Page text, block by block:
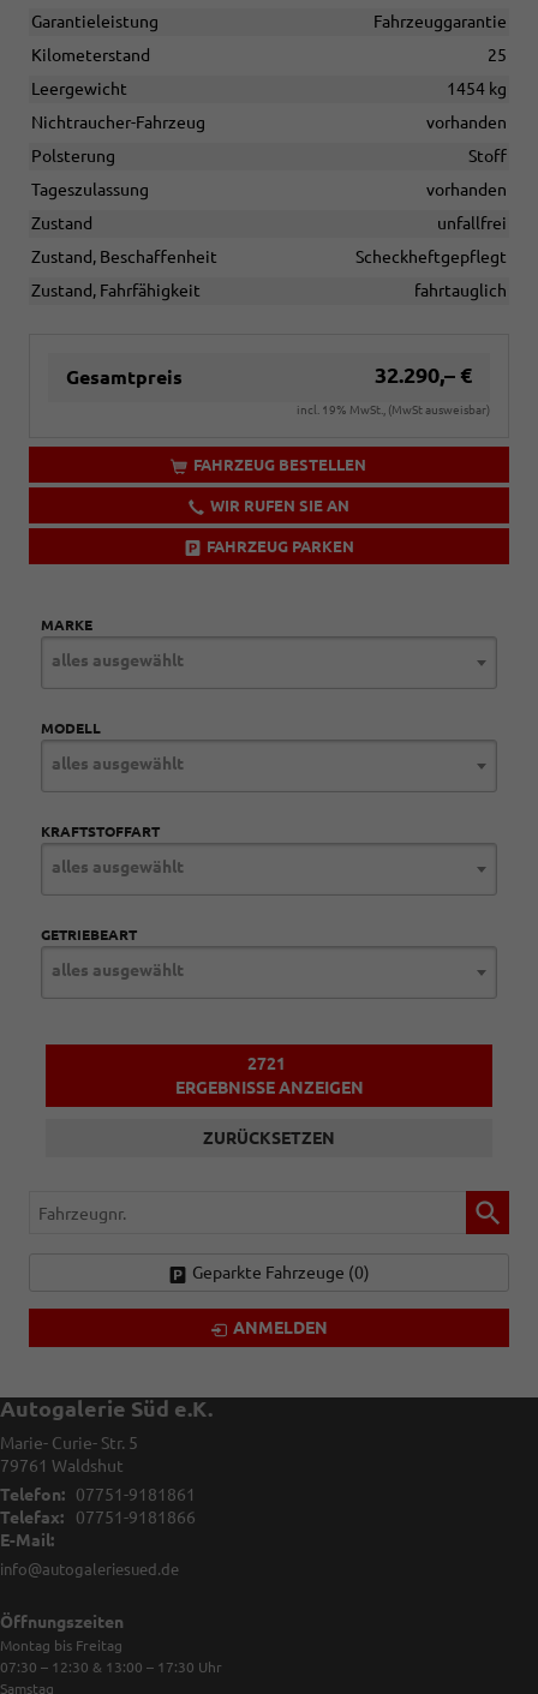
Garantieleistung
Fahrzeuggarantie
Kilometerstand
25
Leergewicht
1454 kg
Nichtraucher-Fahrzeug
vorhanden
Polsterung
Stoff
Tageszulassung
vorhanden
Zustand
unfallfrei
Zustand, Beschaffenheit
Scheckheftgepflegt
Zustand, Fahrfähigkeit
fahrtauglich
Gesamtpreis 32.290,– €
incl. 19% MwSt., (MwSt ausweisbar)
FAHRZEUG BESTELLEN
WIR RUFEN SIE AN
FAHRZEUG PARKEN
MARKE
alles ausgewählt
MODELL
alles ausgewählt
KRAFTSTOFFART
alles ausgewählt
GETRIEBEART
alles ausgewählt
2721
ERGEBNISSE ANZEIGEN
ZURÜCKSETZEN
Fahrzeugnr.
Geparkte Fahrzeuge (0)
ANMELDEN
Autogalerie Süd e.K.
Marie- Curie- Str. 5
79761 Waldshut
Telefon:
07751-9181861
Telefax:
07751-9181866
E-Mail:
info@autogaleriesued.de
Öffnungszeiten
Montag bis Freitag
07:30 – 12:30 & 13:00 – 17:30 Uhr
Samstag